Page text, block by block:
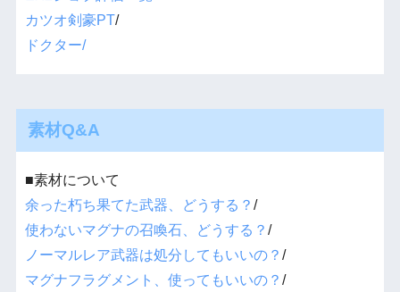
カツオ剣豪PT/
ドクター/
素材Q&A
■素材について
余った朽ち果てた武器、どうする？ /
使わないマグナの召喚石、どうする？ /
ノーマルレア武器は処分してもいいの？ /
マグナフラグメント、使ってもいいの？ /